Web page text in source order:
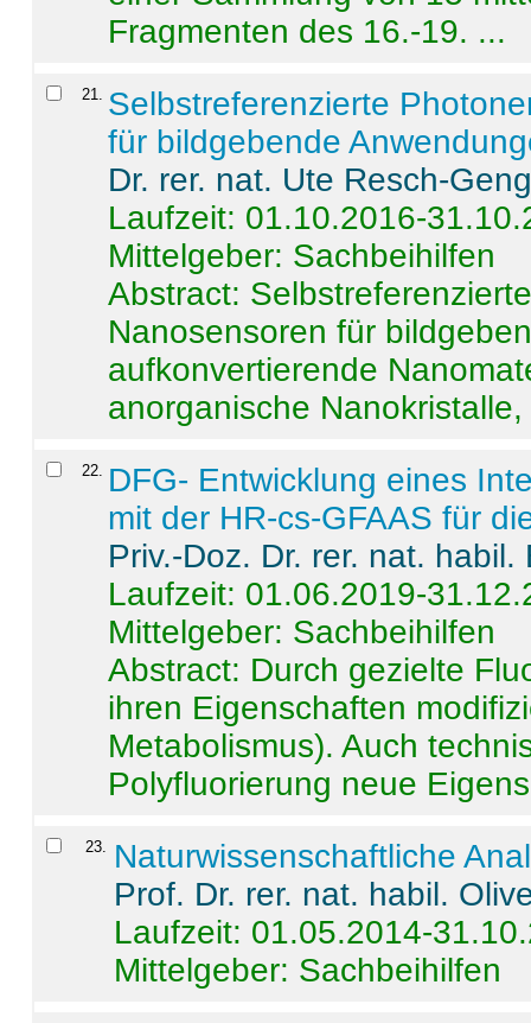
Fragmenten des 16.-19. ...
21
Selbstreferenzierte
für bildgebende
Dr. rer. nat. Ute Resch-
Laufzeit: 01.10.2016-
Mittelgeber: Sachbeihilfen
Abstract:
Nanosensoren für
aufkonvertierende
anorganische
22
DFG- Entwicklung eines
mit der HR-cs-GFAAS für
Priv.-Doz. Dr. rer. nat.
Laufzeit: 01.06.2019-
Mittelgeber: Sachbeihilfen
Abstract: Durch gezielte
ihren Eigenschaften
Metabolismus). Auch
Polyfluorierung neue
23. Naturwissenschaftliche
Prof. Dr. rer. nat. habil.
Laufzeit: 01.05.2014-
Mittelgeber: Sachbeihilfen